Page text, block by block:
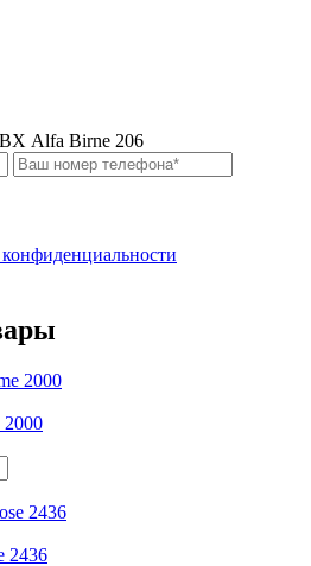
Alfa Birne 206
2436